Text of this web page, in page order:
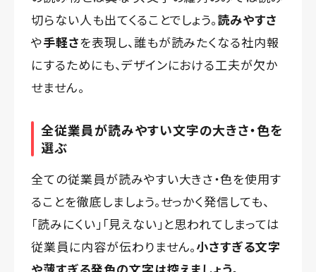
切らない人も出てくることでしょう。読みやすさ
や手軽さを表現し、誰もが読みたくなる社内報
にするためにも、デザインにおける工夫が欠か
せません。
全従業員が読みやすい文字の大きさ・色を
選ぶ
全ての従業員が読みやすい大きさ・色を使用す
ることを徹底しましょう。せっかく発信しても、
「読みにくい」「見えない」と思われてしまっては
従業員に内容が伝わりません。小さすぎる文字